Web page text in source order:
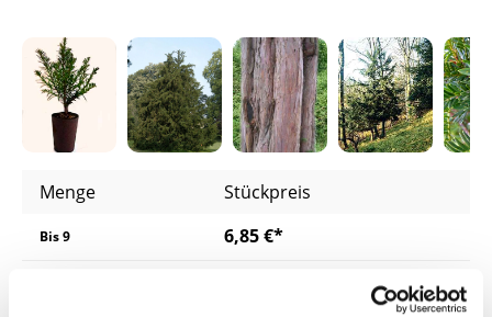
Menge Stückpreis
Bis9 6,85 €*